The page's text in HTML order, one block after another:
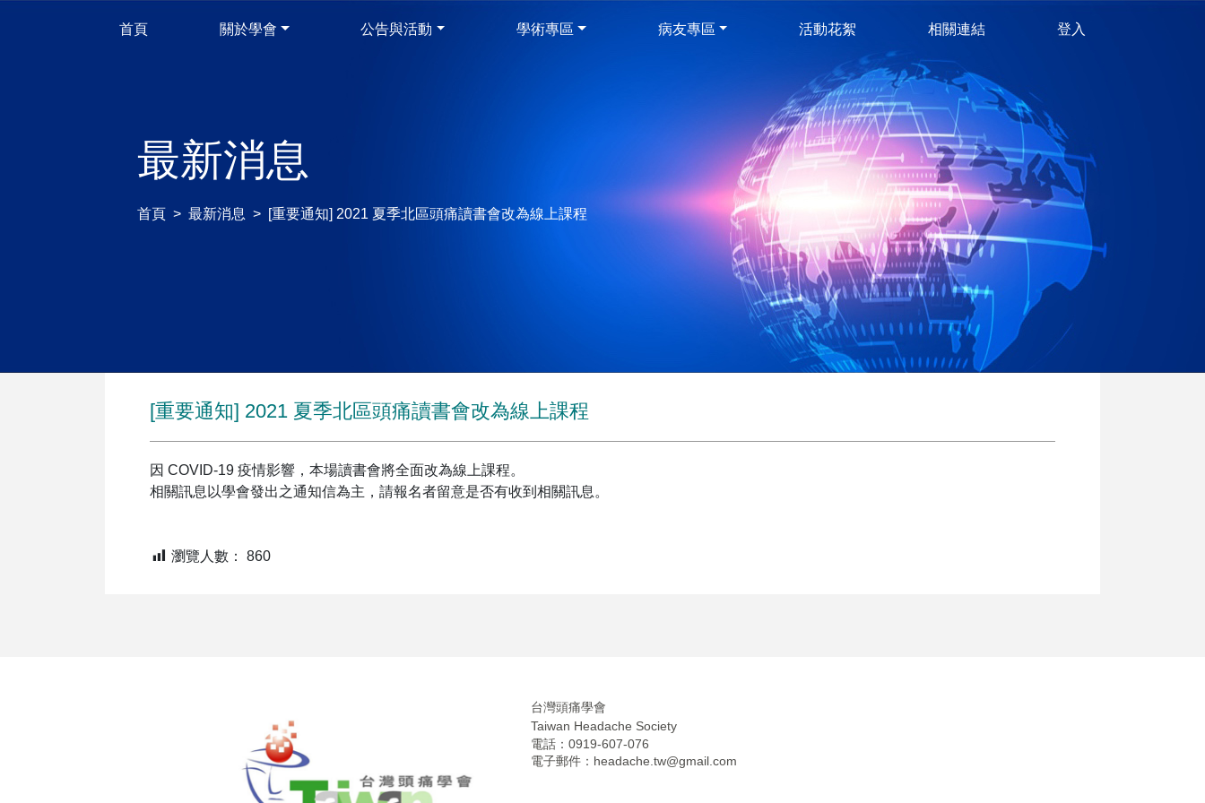
首頁 關於學會 公告與活動 學術專區 病友專區 活動花絮 相關連結 登入
最新消息
首頁 最新消息 [重要通知] 2021 夏季北區頭痛讀書會改為線上課程
[重要通知] 2021 夏季北區頭痛讀書會改為線上課程
因 COVID-19 疫情影響，本場讀書會將全面改為線上課程。
相關訊息以學會發出之通知信為主，請報名者留意是否有收到相關訊息。
瀏覽人數： 860
台灣頭痛學會
Taiwan Headache Society
電話：0919-607-076
電子郵件： headache.tw@gmail.com